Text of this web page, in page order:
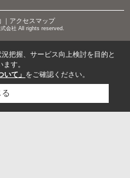
｜ アクセスマップ
会社 All rights reserved.
把握、サービス向上検討を目的と
す。
いて」 をご確認ください。